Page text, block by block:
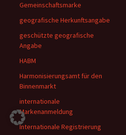
Gemeinschaftsmarke
geografische Herkunftsangabe
geschützte geografische
Angabe
HABM
Harmonisierungsamt für den
Binnenmarkt
internationale
Markenanmeldung
Internationale Registrierung